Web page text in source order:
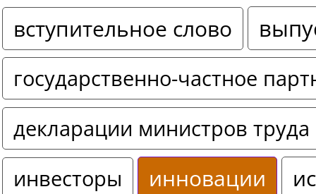
вступительное слово
государственно-частное
декларации министров труда
инвесторы
инновации